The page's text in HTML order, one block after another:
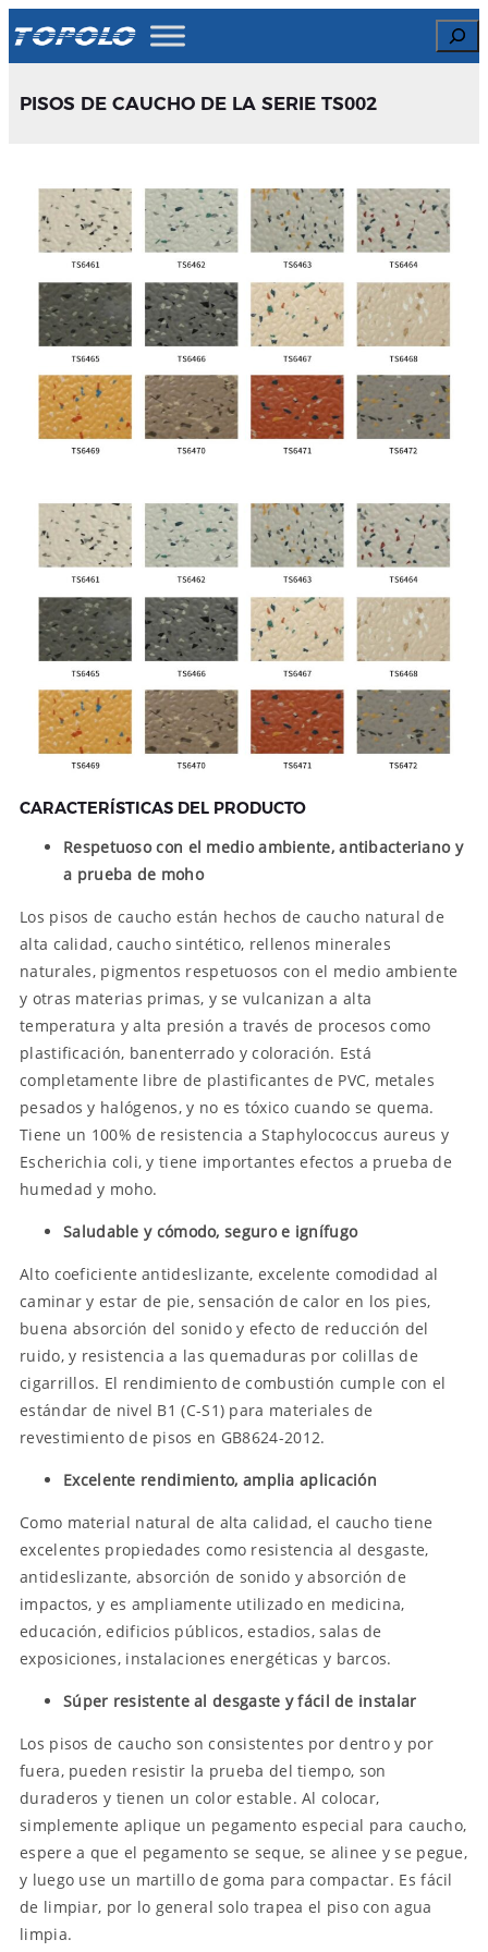
to
Search
PISOS DE CAUCHO DE LA SERIE TS002
CARACTERÍSTICAS DEL PRODUCTO
Respetuoso con el medio ambiente, antibacteriano y
a prueba de moho
Los pisos de caucho están hechos de caucho natural de
alta calidad, caucho sintético, rellenos minerales
naturales, pigmentos respetuosos con el medio ambiente
y otras materias primas, y se vulcanizan a alta
temperatura y alta presión a través de procesos como
plastificación, banenterrado y coloración. Está
completamente libre de plastificantes de PVC, metales
pesados y halógenos, y no es tóxico cuando se quema.
Tiene un 100% de resistencia a Staphylococcus aureus y
Escherichia coli, y tiene importantes efectos a prueba de
humedad y moho.
Saludable y cómodo, seguro e ignífugo
Alto coeficiente antideslizante, excelente comodidad al
caminar y estar de pie, sensación de calor en los pies,
buena absorción del sonido y efecto de reducción del
ruido, y resistencia a las quemaduras por colillas de
cigarrillos. El rendimiento de combustión cumple con el
estándar de nivel B1 (C-S1) para materiales de
revestimiento de pisos en GB8624-2012.
Excelente rendimiento, amplia aplicación
Como material natural de alta calidad, el caucho tiene
excelentes propiedades como resistencia al desgaste,
antideslizante, absorción de sonido y absorción de
impactos, y es ampliamente utilizado en medicina,
educación, edificios públicos, estadios, salas de
exposiciones, instalaciones energéticas y barcos.
Súper resistente al desgaste y fácil de instalar
Los pisos de caucho son consistentes por dentro y por
fuera, pueden resistir la prueba del tiempo, son
duraderos y tienen un color estable. Al colocar,
simplemente aplique un pegamento especial para caucho,
espere a que el pegamento se seque, se alinee y se pegue,
y luego use un martillo de goma para compactar. Es fácil
de limpiar, por lo general solo trapea el piso con agua
limpia.